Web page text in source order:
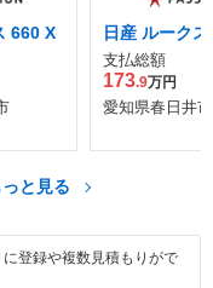
660 X 日産 ルーク
支払総額
173.9万円
愛知県春日井市
と見る
登録や複数見積もりがで